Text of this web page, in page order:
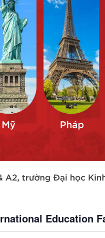
Education